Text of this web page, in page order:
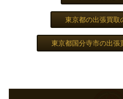
東京都の出張買取
東京都国分寺市の出張